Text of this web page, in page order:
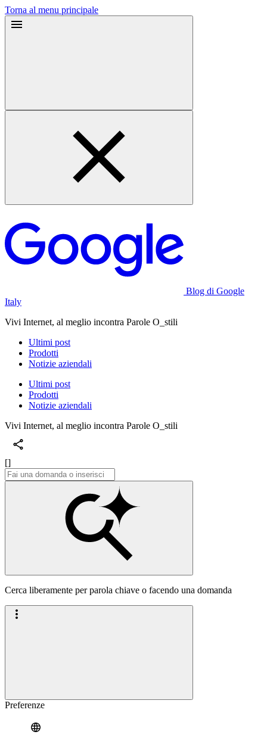
Torna al menu principale
Blog di Google
Italy
Vivi Internet, al meglio incontra Parole O_stili
Ultimi post
Prodotti
Notizie aziendali
Ultimi post
Prodotti
Notizie aziendali
Vivi Internet, al meglio incontra Parole O_stili
[]
Cerca liberamente per parola chiave o facendo una domanda
Preferenze